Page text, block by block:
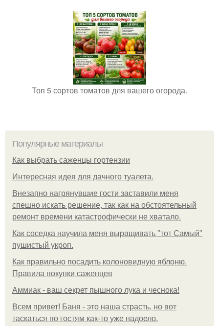
Топ 5 сортов томатов для вашего огорода.
Популярные материалы
Как выбрать саженцы гортензии
Интересная идея для дачного туалета.
Внезапно нагрянувшие гости заставили меня
спешно искать решение, так как на обстоятельный
ремонт времени катастрофически не хватало.
Как соседка научила меня выращивать "тот Самый"
пушистый укроп.
Как правильно посадить колоновидную яблоню.
Правила покупки саженцев
Аммиак - ваш секрет пышного лука и чеснока!
Всем привет! Баня - это наша страсть, но вот
таскаться по гостям как-то уже надоело.